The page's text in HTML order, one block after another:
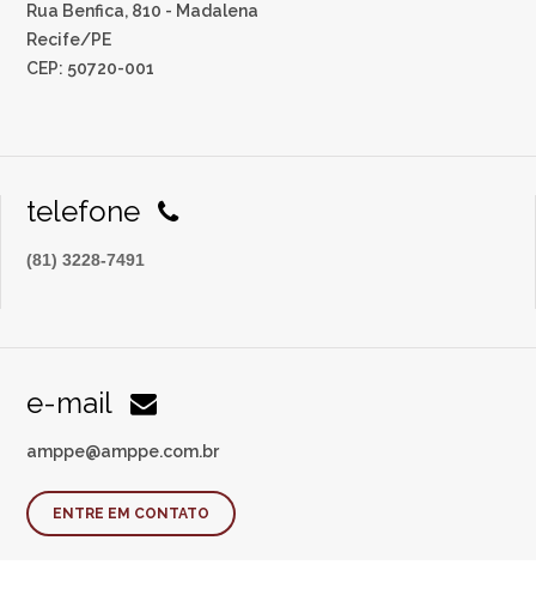
Rua Benfica, 810 - Madalena
Recife/PE
CEP: 50720-001
telefone
(81) 3228-7491
e-mail
amppe@amppe.com.br
ENTRE EM CONTATO